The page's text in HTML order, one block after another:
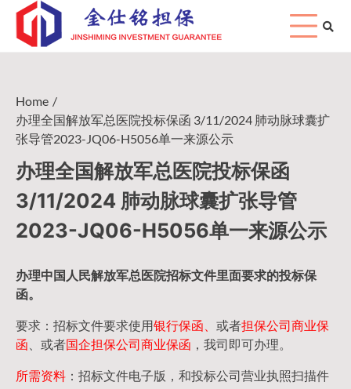
Skip
content
Home
办理全国解放军总医院投标保函 3/11/2024 肺动脉球囊扩
张导管2023-JQ06-H5056单一来源公示
办理全国解放军总医院投标保函
3/11/2024 肺动脉球囊扩张导管
2023-JQ06-H5056单一来源公示
办理中国人民解放军总医院招标文件里面要求的投标保
函。
要求：招标文件要求使用银行保函、 或者担保公司商业保
函 、或者国企担保公司商业保函 ，我司即可办理。
所需资料 ：招标文件电子版，和投标公司营业执照扫描件